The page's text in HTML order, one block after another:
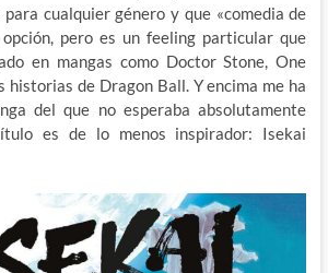
cualquier género y que «comedia de
pero es un feeling particular que
en mangas como Doctor Stone, One
historias de Dragon Ball. Y encima me ha
del que no esperaba absolutamente
es de lo menos inspirador: Isekai